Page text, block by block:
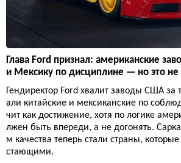
Глава Ford признал: американские
и Мексику по дисциплине — но это не
Гендиректор Ford хвалит заводы США за
али китайские и мексиканские по
чит как достижение, хотя по логике
лжен быть впереди, а не догонять.
м качества теперь стали страны,
стающими.